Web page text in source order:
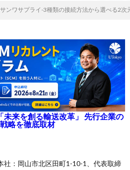
サンワサプライ-3種類の接続方法から選べる2次
未来を創る輸送改革」 先行企業の
略を徹底取材
社：岡山市北区田町1-10-1、代表取締